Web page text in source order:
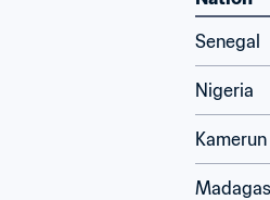
Senegal
Nigeria
Kamerun